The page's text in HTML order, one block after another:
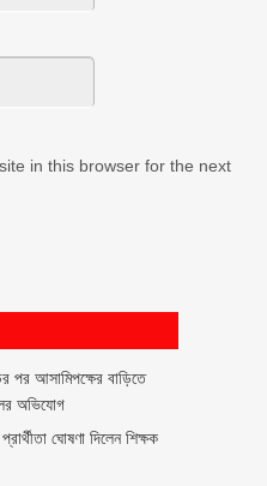
in this browser for the next
পর আসামিপক্ষের বাড়িতে
অভিযোগ
ঘোষণা দিলেন শিক্ষক